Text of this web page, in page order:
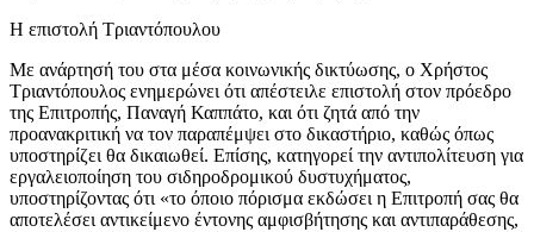
Η επιστολή Τριαντόπουλου
Με ανάρτησή του στα μέσα κοινωνικής δικτύωσης, ο Χρήστος
Τριαντόπουλος ενημερώνει ότι απέστειλε επιστολή στον πρόεδρο
της Επιτροπής, Παναγή Καππάτο, και ότι ζητά από την
προανακριτική να τον παραπέμψει στο δικαστήριο, καθώς όπως
υποστηρίζει θα δικαιωθεί. Επίσης, κατηγορεί την αντιπολίτευση για
εργαλειοποίηση του σιδηροδρομικού δυστυχήματος,
υποστηρίζοντας ότι «το όποιο πόρισμα εκδώσει η Επιτροπή σας θα
αποτελέσει αντικείμενο έντονης αμφισβήτησης και αντιπαράθεσης,